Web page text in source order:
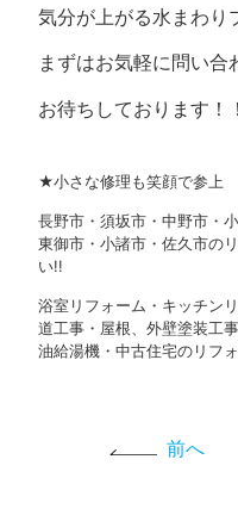
気分が上がる水まわり
まずはお気軽に問い合
お待ちしております！！
★小さな修理も笑顔で参
長野市・須坂市・中野市・
東御市・小諸市・佐久市の
い!!
浴室リフォーム・キッチン
道工事・屋根、外壁塗装工
油給湯機・中古住宅のリフ
前へ